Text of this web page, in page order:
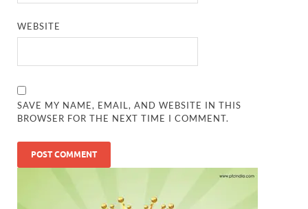
WEBSITE
SAVE MY NAME, EMAIL, AND WEBSITE IN THIS
BROWSER FOR THE NEXT TIME I COMMENT.